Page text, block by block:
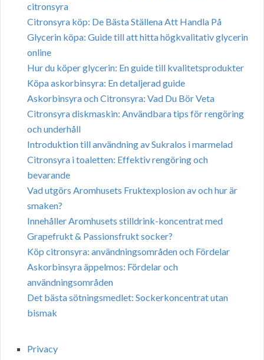
citronsyra
Citronsyra köp: De Bästa Ställena Att Handla På
Glycerin köpa: Guide till att hitta högkvalitativ glycerin
online
Hur du köper glycerin: En guide till kvalitetsprodukter
Köpa askorbinsyra: En detaljerad guide
Askorbinsyra och Citronsyra: Vad Du Bör Veta
Citronsyra diskmaskin: Användbara tips för rengöring
och underhåll
Introduktion till användning av Sukralos i marmelad
Citronsyra i toaletten: Effektiv rengöring och
bevarande
Vad utgörs Aromhusets Fruktexplosion av och hur är
smaken?
Innehåller Aromhusets stilldrink-koncentrat med
Grapefrukt & Passionsfrukt socker?
Köp citronsyra: användningsområden och Fördelar
Askorbinsyra äppelmos: Fördelar och
användningsområden
Det bästa sötningsmedlet: Sockerkoncentrat utan
bismak
Privacy